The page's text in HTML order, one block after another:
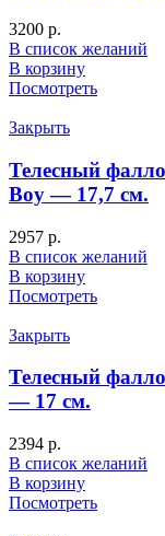
3200 р.
В список желаний
В корзину
Посмотреть
Закрыть
Телесный
Boy — 17,7 см.
2957 р.
В список желаний
В корзину
Посмотреть
Закрыть
Телесный
— 17 см.
2394 р.
В список желаний
В корзину
Посмотреть